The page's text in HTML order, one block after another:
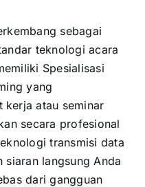
sebagai
teknologi acara
Spesialisasi
yang
kerja atau seminar
secara profesional
transmisi data
langsung Anda
dari gangguan